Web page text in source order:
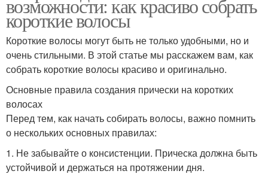
возможности: как красиво собрать
короткие волосы
Короткие волосы могут быть не только удобными, но и
очень стильными. В этой статье мы расскажем вам, как
собрать короткие волосы красиво и оригинально.
Основные правила создания прически на коротких
волосах
Перед тем, как начать собирать волосы, важно помнить
о нескольких основных правилах:
1. Не забывайте о консистенции. Прическа должна быть
устойчивой и держаться на протяжении дня.